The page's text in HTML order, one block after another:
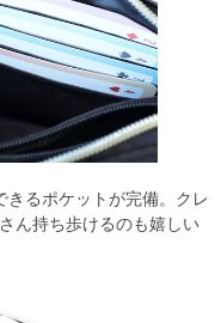
きるポケットが完備。クレ
ん持ち歩けるのも嬉しい